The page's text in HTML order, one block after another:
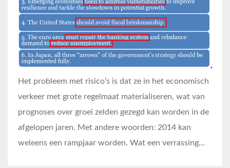
Het probleem met risico’s is dat ze in het economisch
verkeer met grote regelmaat materialiseren, wat van
prognoses over groei zelden gezegd kan worden in de
afgelopen jaren. Met andere woorden: 2014 kan
weleens een rampjaar worden. Wat een verrassing…